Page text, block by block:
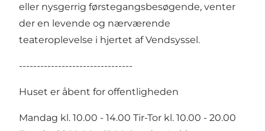
eller nysgerrig førstegangsbesøgende, venter
der en levende og nærværende
teateroplevelse i hjertet af Vendsyssel.
--------------------------------
Huset er åbent for offentligheden
Mandag kl. 10.00 - 14.00 Tir-Tor kl. 10.00 - 20.00